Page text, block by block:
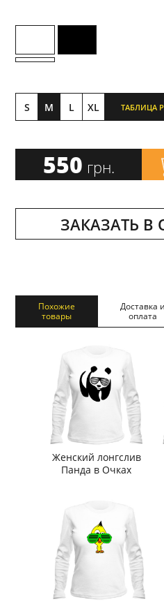
S M L XL ТАБЛИЦА
550 грн.
ЗАКАЗАТЬ
Похожие
товары
Доставка и
оплата
Женский лонгслив
Панда в Очках